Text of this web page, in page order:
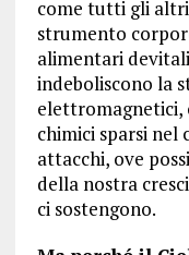
come tutti gli altri
strumento
alimentari
indeboliscono la
elettromagnetici,
chimici sparsi nel
attacchi, ove
della nostra
ci sostengono.